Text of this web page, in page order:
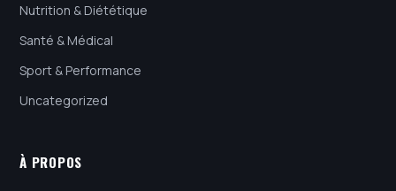
Nutrition & Diététique
Santé & Médical
Sport & Performance
Uncategorized
À PROPOS